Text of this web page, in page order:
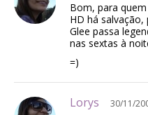
Bom, para
HD há salvação,
Glee passa
nas sextas à
=)
Lorys 30/11/